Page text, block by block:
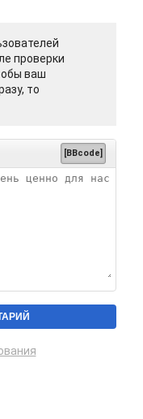
проверки
ваш
то
[BBcode]